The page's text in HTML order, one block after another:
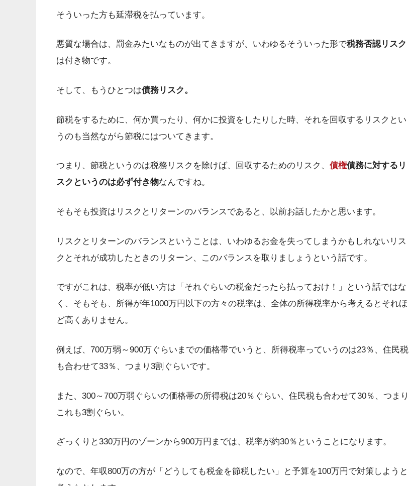
そういった方も延滞税を払っています。
悪質な場合は、罰金みたいなものが出てきますが、いわゆるそういった形で税務否認リスク
は付き物です。
そして、もうひとつは債務リスク。
節税をするために、何か買ったり、何かに投資をしたりした時、それを回収するリスクとい
うのも当然ながら節税にはついてきます。
つまり、節税というのは税務リスクを除けば、回収するためのリスク、 債権債務に対するリ
スクというのは必ず付き物なんですね。
そもそも投資はリスクとリターンのバランスであると、以前お話したかと思います。
リスクとリターンのバランスということは、いわゆるお金を失ってしまうかもしれないリス
クとそれが成功したときのリターン、このバランスを取りましょうという話です。
ですがこれは、税率が低い方は「それぐらいの税金だったら払っておけ！」という話ではな
く、そもそも、所得が年1000万円以下の方々の税率は、全体の所得税率から考えるとそれほ
ど高くありません。
例えば、700万弱～900万ぐらいまでの価格帯でいうと、所得税率っていうのは23％、住民税
も合わせて33％、つまり3割ぐらいです。
また、300～700万弱ぐらいの価格帯の所得税は20％ぐらい、住民税も合わせて30％、つまり
これも3割ぐらい。
ざっくりと330万円のゾーンから900万円までは、税率が約30％ということになります。
なので、年収800万の方が「どうしても税金を節税したい」と予算を100万円で対策しようと